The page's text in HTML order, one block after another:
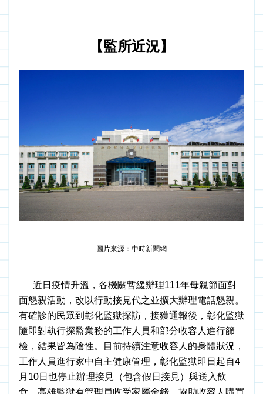
【監所近況】
圖片來源：中時新聞網
近日疫情升溫，各機關暫緩辦理111年母親節面對
面懇親活動，改以行動接見代之並擴大辦理電話懇親。
有確診的民眾到彰化監獄探訪，接獲通報後，彰化監獄
隨即對執行探監業務的工作人員和部分收容人進行篩
檢，結果皆為陰性。目前持續注意收容人的身體狀況，
工作人員進行家中自主健康管理，彰化監獄即日起自4
月10日也停止辦理接見（包含假日接見）與送入飲
食。高雄監獄有管理員收受家屬金錢，協助收容人購買